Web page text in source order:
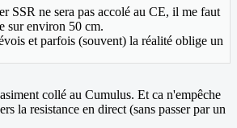
SSR ne sera pas accolé au CE, il me faut
sur environ 50 cm.
et parfois (souvent) la réalité oblige un
collé au Cumulus. Et ca n'empêche
la resistance en direct (sans passer par un